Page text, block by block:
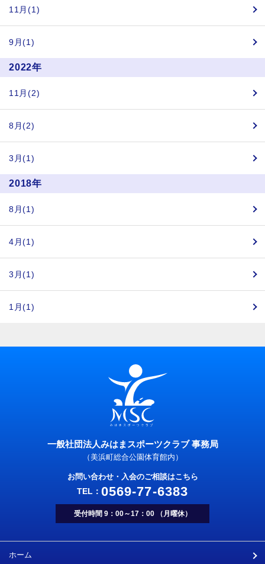
11月(1)
9月(1)
2022年
11月(2)
8月(2)
3月(1)
2018年
8月(1)
4月(1)
3月(1)
1月(1)
一般社団法人みはまスポーツクラブ 事務局
（美浜町総合公園体育館内）
お問い合わせ・入会のご相談はこちら
0569-77-6383
受付時間 9：00～17：00 （月曜休）
ホーム